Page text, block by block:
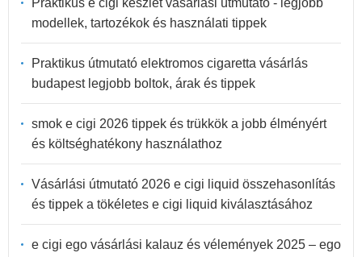
Praktikus e cigi készlet vásárlási útmutató - legjobb
modellek, tartozékok és használati tippek
Praktikus útmutató elektromos cigaretta vásárlás
budapest legjobb boltok, árak és tippek
smok e cigi 2026 tippek és trükkök a jobb élményért
és költséghatékony használathoz
Vásárlási útmutató 2026 e cigi liquid összehasonlítás
és tippek a tökéletes e cigi liquid kiválasztásához
e cigi ego vásárlási kalauz és vélemények 2025 – ego